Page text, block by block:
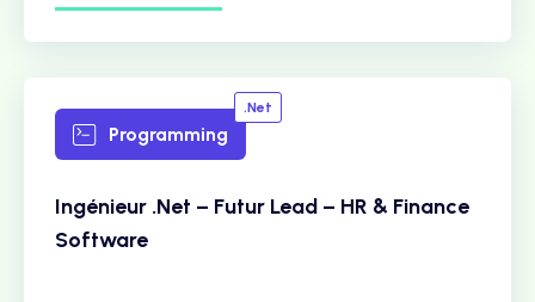
Programming
.Net
Ingénieur .Net – Futur Lead – HR & Finance
Software